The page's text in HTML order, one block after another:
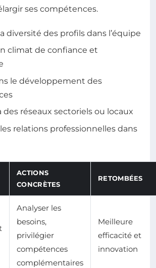
ses compétences.
diversité des profils dans l’équipe
climat de confiance et
le développement des
des réseaux sectoriels ou locaux
relations professionnelles dans
ACTIONS
CONCRÈTES
RETOMBÉES
Analyser les
besoins,
privilégier
compétences
complémentaires
Meilleure
efficacité et
innovation